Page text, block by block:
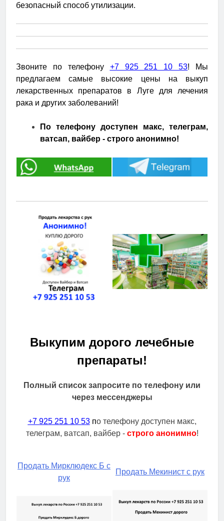
безопасный способ утилизации.
Звоните по телефону +7 925 251 10 53! Мы
предлагаем самые высокие цены на выкуп
лекарственных препаратов в Луге для лечения
рака и других заболеваний!
По телефону доступен макс, телеграм,
ватсап, вайбер - строго анонимно!
Выкупим дорого лечебные
препараты!
Полный список запросите по телефону или
через мессенджеры
+7 925 251 10 53по телефону доступен макс,
телеграм, ватсап, вайбер - строго анонимно!
Продать Мирклюдекс Б с
рук
Продать Мекинист с рук